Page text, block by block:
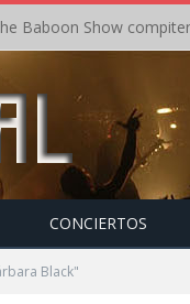
CONCIERTOS
Black"